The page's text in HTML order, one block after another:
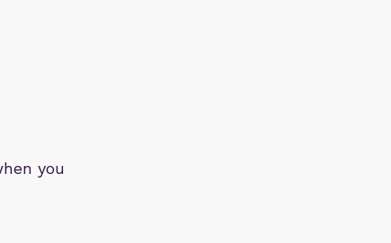
you